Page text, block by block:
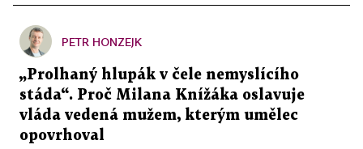
PETR HONZEJK
„Prolhaný hlupák v čele nemyslícího
stáda“. Proč Milana Knížáka oslavuje
vláda vedená mužem, kterým umělec
opovrhoval